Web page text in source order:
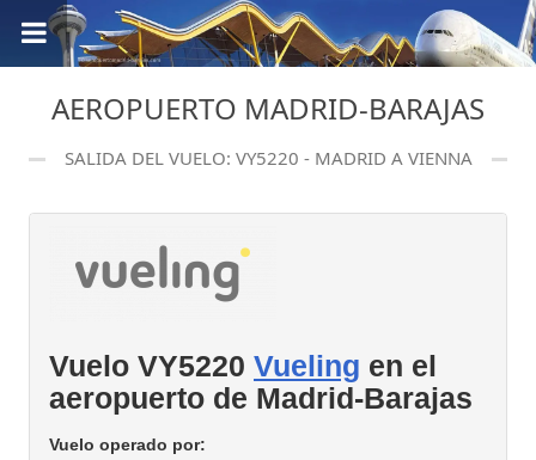
AEROPUERTO MADRID-BARAJAS
SALIDA DEL VUELO: VY5220 - MADRID A VIENNA
Vuelo VY5220 Vueling en el
aeropuerto de Madrid-Barajas
Vuelo operado por: